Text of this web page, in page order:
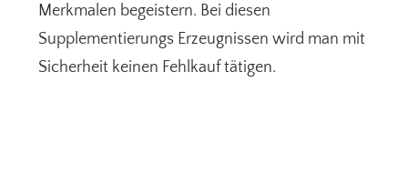
Merkmalen begeistern. Bei diesen
Supplementierungs Erzeugnissen wird man mit
Sicherheit keinen Fehlkauf tätigen.